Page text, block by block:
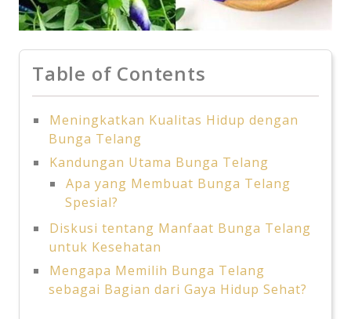
Table of Contents
Meningkatkan Kualitas Hidup dengan
Bunga Telang
Kandungan Utama Bunga Telang
Apa yang Membuat Bunga Telang
Spesial?
Diskusi tentang Manfaat Bunga Telang
untuk Kesehatan
Mengapa Memilih Bunga Telang
sebagai Bagian dari Gaya Hidup Sehat?